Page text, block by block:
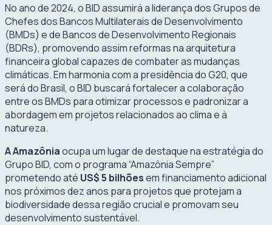
No ano de 2024, o BID assumirá a liderança dos Grupos de
Chefes dos Bancos Multilaterais de Desenvolvimento
(BMDs) e de Bancos de Desenvolvimento Regionais
(BDRs), promovendo assim reformas na arquitetura
financeira global capazes de combater as mudanças
climáticas. Em harmonia com a presidência do G20, que
será do Brasil, o BID buscará fortalecer a colaboração
entre os BMDs para otimizar processos e padronizar a
abordagem em projetos relacionados ao clima e à
natureza.
A Amazôniaocupa um lugar de destaque na estratégia do
Grupo BID, com o programa “Amazônia Sempre”
prometendo até US$ 5 bilhõesem financiamento adicional
nos próximos dez anos para projetos que protejam a
biodiversidade dessa região crucial e promovam seu
desenvolvimento sustentável.